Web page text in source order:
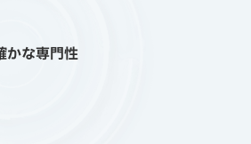
かな専門性